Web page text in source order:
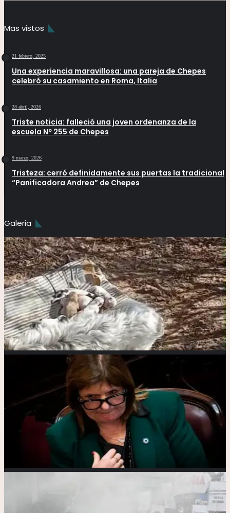
Mas vistos
21 febrero, 2025
Una experiencia maravillosa: una pareja de Chepes
celebró su casamiento en Roma, Italia
28 abril, 2026
Triste noticia: falleció una joven ordenanza de la
escuela Nº 255 de Chepes
9 marzo, 2026
Tristeza: cerró definidamente sus puertas la tradicional
“Panificadora Andrea” de Chepes
Galeria